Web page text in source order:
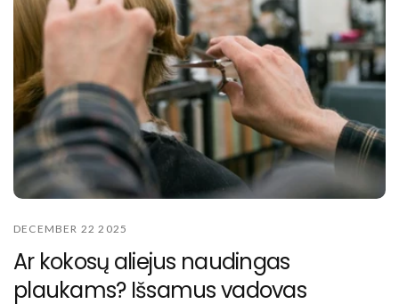
DECEMBER 22 2025
Ar kokosų aliejus naudingas
plaukams? Išsamus vadovas